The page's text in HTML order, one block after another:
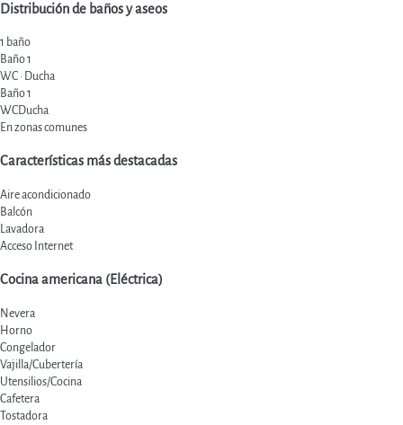
Distribución de baños y aseos
1 baño
Baño 1
WC · Ducha
Baño 1
WCDucha
En zonas comunes
Características más destacadas
Aire acondicionado
Balcón
Lavadora
Acceso Internet
Cocina americana (Eléctrica)
Nevera
Horno
Congelador
Vajilla/Cubertería
Utensilios/Cocina
Cafetera
Tostadora